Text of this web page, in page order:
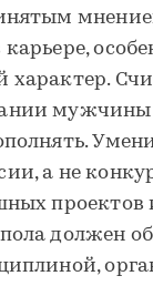
характер.
а не
проектов
должен